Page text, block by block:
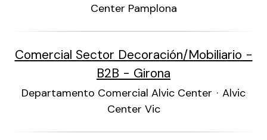
Center Pamplona
Comercial Sector Decoración/Mobiliario -
B2B - Girona
Departamento Comercial Alvic Center · Alvic
Center Vic